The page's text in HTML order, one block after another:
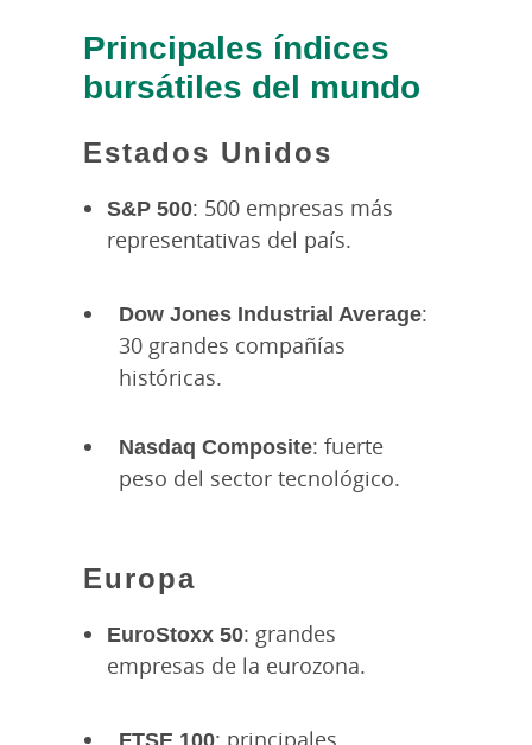
Principales índices
bursátiles del mundo
Estados Unidos
S&P 500: 500 empresas más
representativas del país.
Dow Jones Industrial Average:
30 grandes compañías
históricas.
Nasdaq Composite: fuerte
peso del sector tecnológico.
Europa
EuroStoxx 50: grandes
empresas de la eurozona.